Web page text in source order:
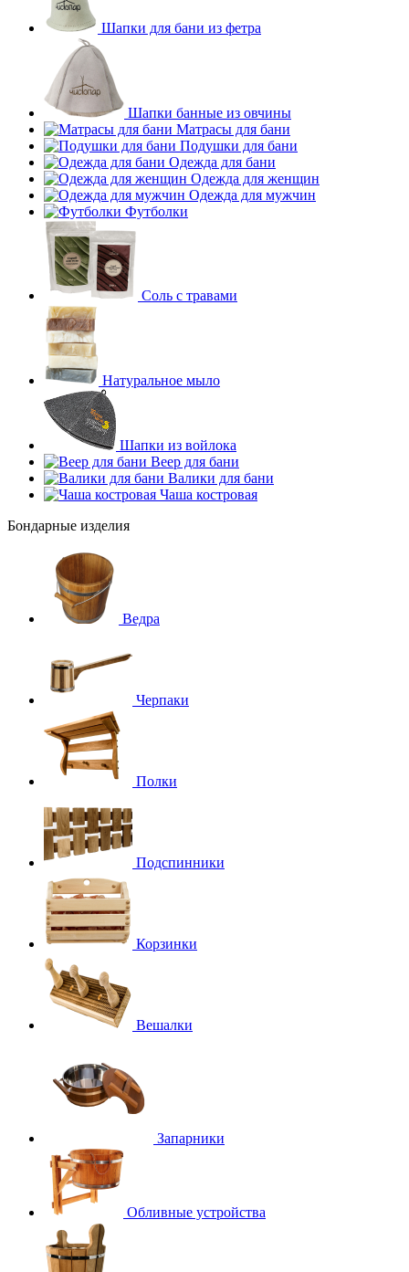
Шапки для бани из фетра
Шапки банные из овчины
Матрасы для бани
Подушки для бани
Одежда для бани
Одежда для женщин
Одежда для мужчин
Футболки
Соль с травами
Натуральное мыло
Шапки из войлока
Веер для бани
Валики для бани
Чаша костровая
Бондарные изделия
Ведра
Черпаки
Полки
Подспинники
Корзинки
Вешалки
Запарники
Обливные устройства